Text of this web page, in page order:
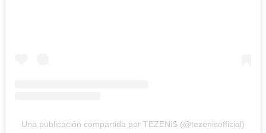
Una publicación compartida por TEZENiS (@tezenisofficial)